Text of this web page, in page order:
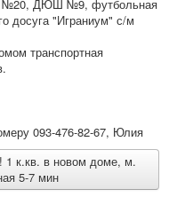
№20, ДЮШ №9, футбольная
досуга "Играниум" с/м
транспортная
093-476-82-67, Юлия
1 к.кв. в новом доме, м.
5-7 мин